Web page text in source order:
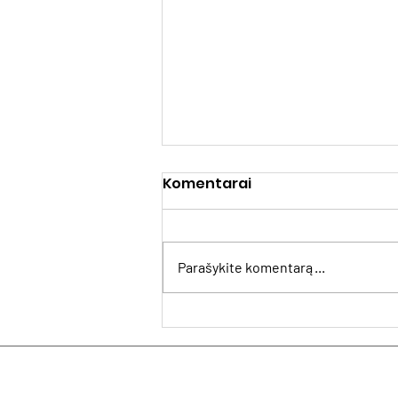
MUGArtS: kas muziejus ir
galerijas daro
Komentarai
Parašykite komentarą...